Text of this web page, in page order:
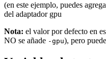
(en este ejemplo, puedes
del adaptador gpu
Nota: el valor por defecto en
NO se añade -gpu), pero